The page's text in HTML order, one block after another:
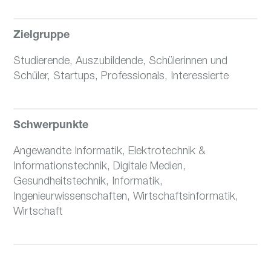
Zielgruppe
Studierende, Auszubildende, Schülerinnen und
Schüler, Startups, Professionals, Interessierte
Schwerpunkte
Angewandte Informatik, Elektrotechnik &
Informationstechnik, Digitale Medien,
Gesundheitstechnik, Informatik,
Ingenieurwissenschaften, Wirtschaftsinformatik,
Wirtschaft